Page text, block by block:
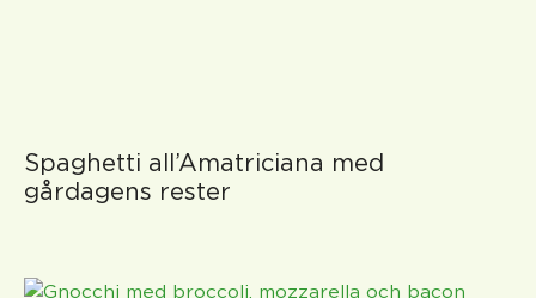
Spaghetti all’Amatriciana med
gårdagens rester